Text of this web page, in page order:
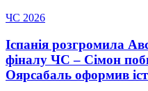
ЧС 2026
Іспанія розгромила
фіналу ЧС – Сімон
Оярсабаль оформив